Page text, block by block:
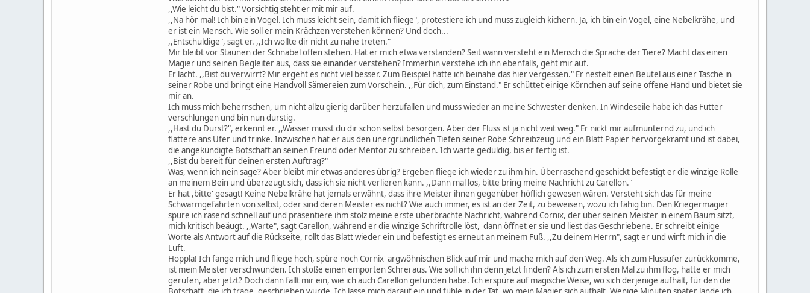
,,Wie leicht du bist." Vorsichtig steht er mit mir auf.
,,Na hör mal! Ich bin ein Vogel. Ich muss leicht sein, damit ich fliege", protestiere ich und muss zugleich kichern. Ja, ich bin ein Vogel, eine Nebelkrähe, und
er ist ein Mensch. Wie soll er mein Krächzen verstehen können? Und doch...
,,Entschuldige", sagt er. ,,Ich wollte dir nicht zu nahe treten."
Mir bleibt vor Staunen der Schnabel offen stehen. Hat er mich etwa verstanden? Seit wann versteht ein Mensch die Sprache der Tiere? Macht das einen
Magier und seinen Begleiter aus, dass sie einander verstehen? Immerhin verstehe ich ihn ebenfalls, geht mir auf.
Er lacht. ,,Bist du verwirrt? Mir ergeht es nicht viel besser. Zum Beispiel hätte ich beinahe das hier vergessen." Er nestelt einen Beutel aus einer Tasche in
seiner Robe und bringt eine Handvoll Sämereien zum Vorschein. ,,Für dich, zum Einstand." Er schüttet einige Körnchen auf seine offene Hand und bietet sie
mir an.
Ich muss mich beherrschen, um nicht allzu gierig darüber herzufallen und muss wieder an meine Schwester denken. In Windeseile habe ich das Futter
verschlungen und bin nun durstig.
,,Hast du Durst?", erkennt er. ,,Wasser musst du dir schon selbst besorgen. Aber der Fluss ist ja nicht weit weg." Er nickt mir aufmunternd zu, und ich
flattere ans Ufer und trinke. Inzwischen hat er aus den unergründlichen Tiefen seiner Robe Schreibzeug und ein Blatt Papier hervorgekramt und ist dabei,
die angekündigte Botschaft an seinen Freund oder Mentor zu schreiben. Ich warte geduldig, bis er fertig ist.
,,Bist du bereit für deinen ersten Auftrag?"
Was, wenn ich nein sage? Aber bleibt mir etwas anderes übrig? Ergeben fliege ich wieder zu ihm hin. Überraschend geschickt befestigt er die winzige Rolle
an meinem Bein und überzeugt sich, dass ich sie nicht verlieren kann. ,,Dann mal los, bitte bring meine Nachricht zu Carellon."
Er hat ,bitte' gesagt! Keine Nebelkrähe hat jemals erwähnt, dass ihre Meister ihnen gegenüber höflich gewesen wären. Versteht sich das für meine
Schwarmgefährten von selbst, oder sind deren Meister es nicht? Wie auch immer, es ist an der Zeit, zu beweisen, wozu ich fähig bin. Den Kriegermagier
spüre ich rasend schnell auf und präsentiere ihm stolz meine erste überbrachte Nachricht, während Cornix, der über seinen Meister in einem Baum sitzt,
mich kritisch beäugt. ,,Warte", sagt Carellon, während er die winzige Schriftrolle löst, dann öffnet er sie und liest das Geschriebene. Er schreibt einige
Worte als Antwort auf die Rückseite, rollt das Blatt wieder ein und befestigt es erneut an meinem Fuß. ,,Zu deinem Herrn", sagt er und wirft mich in die
Luft.
Hoppla! Ich fange mich und fliege hoch, spüre noch Cornix' argwöhnischen Blick auf mir und mache mich auf den Weg. Als ich zum Flussufer zurückkomme,
ist mein Meister verschwunden. Ich stoße einen empörten Schrei aus. Wie soll ich ihn denn jetzt finden? Als ich zum ersten Mal zu ihm flog, hatte er mich
gerufen, aber jetzt? Doch dann fällt mir ein, wie ich auch Carellon gefunden habe. Ich erspüre auf magische Weise, wo sich derjenige aufhält, für den die